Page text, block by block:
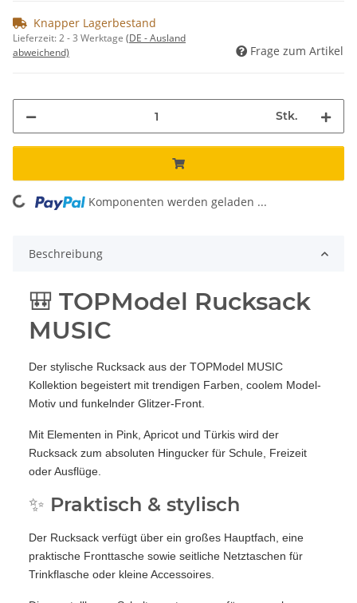
Knapper Lagerbestand
Lieferzeit:2 - 3 Werktage (DE - Ausland
abweichend)
Frage zum Artikel
Stk.
Komponenten werden geladen ...
Beschreibung
🎒 TOPModel Rucksack
MUSIC
Der stylische Rucksack aus der TOPModel MUSIC
Kollektion begeistert mit trendigen Farben, coolem Model-
Motiv und funkelnder Glitzer-Front.
Mit Elementen in Pink, Apricot und Türkis wird der
Rucksack zum absoluten Hingucker für Schule, Freizeit
oder Ausflüge.
✨ Praktisch & stylisch
Der Rucksack verfügt über ein großes Hauptfach, eine
praktische Fronttasche sowie seitliche Netztaschen für
Trinkflasche oder kleine Accessoires.